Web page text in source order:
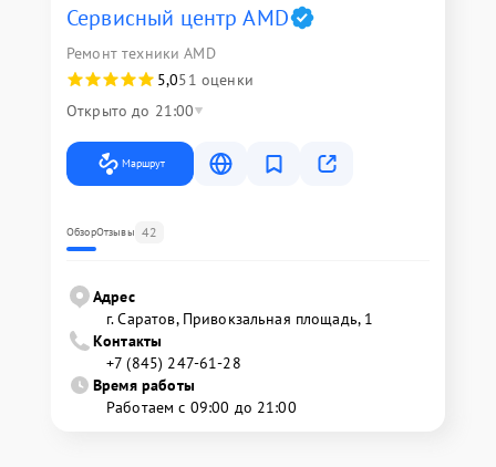
Сервисный центр AMD
Ремонт техники AMD
5,051 оценки
Открыто до 21:00
Маршрут
ОбзорОтзывы 42
Адрес
г. Саратов, Привокзальная площадь, 1
Контакты
+7 (845) 247-61-28
Время работы
Работаем с 09:00 до 21:00